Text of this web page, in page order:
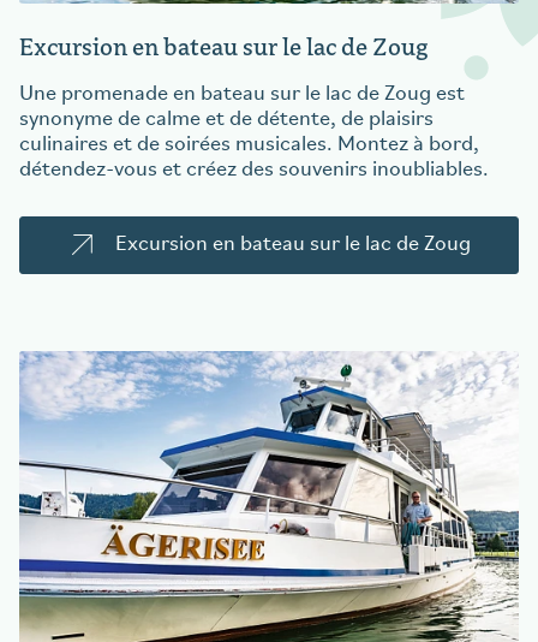
Excursion en bateau sur le lac de Zoug
Une promenade en bateau sur le lac de Zoug est
synonyme de calme et de détente, de plaisirs
culinaires et de soirées musicales. Montez à bord,
détendez-vous et créez des souvenirs inoubliables.
Excursion en bateau sur le lac de Zoug